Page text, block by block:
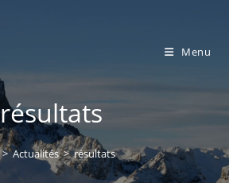
Menu
résultats
> Actualités > résultats